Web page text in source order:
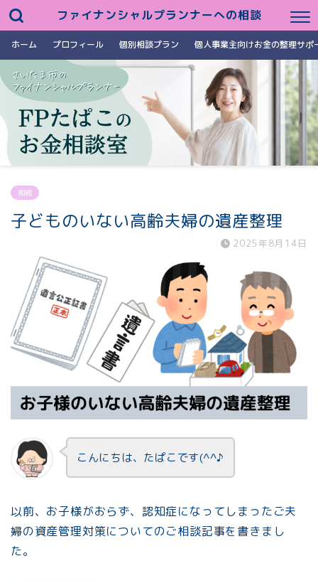
ファイナンシャルプランナーへの相談
ホーム プロフィール 個別相談プラン 個人事業主向けお金の整理サポ
相続
子どものいない高齢夫婦の遺産整理
2025年8月14日
こんにちは、たぱこです(^^♪
以前、お子様がおらず、認知症になってしまったご夫
婦の資産管理対策についてのご相談記事を書きまし
た。